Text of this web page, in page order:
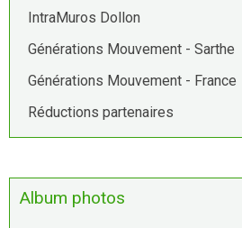
IntraMuros Dollon
Générations Mouvement - Sarthe
Générations Mouvement - France
Réductions partenaires
Album photos